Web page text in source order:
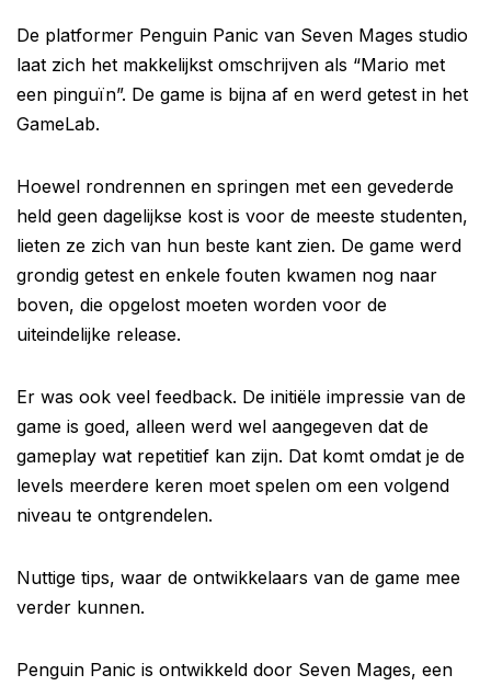
De platformer Penguin Panic van Seven Mages studio
laat zich het makkelijkst omschrijven als “Mario met
een pinguïn”. De game is bijna af en werd getest in het
GameLab.
Hoewel rondrennen en springen met een gevederde
held geen dagelijkse kost is voor de meeste studenten,
lieten ze zich van hun beste kant zien. De game werd
grondig getest en enkele fouten kwamen nog naar
boven, die opgelost moeten worden voor de
uiteindelijke release.
Er was ook veel feedback. De initiële impressie van de
game is goed, alleen werd wel aangegeven dat de
gameplay wat repetitief kan zijn. Dat komt omdat je de
levels meerdere keren moet spelen om een volgend
niveau te ontgrendelen.
Nuttige tips, waar de ontwikkelaars van de game mee
verder kunnen.
Penguin Panic is ontwikkeld door Seven Mages, een